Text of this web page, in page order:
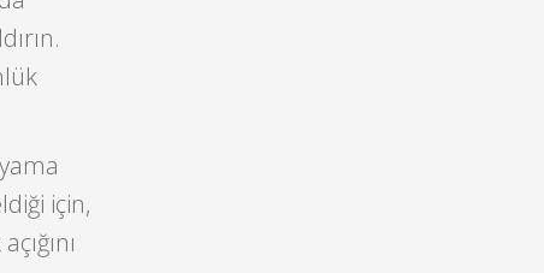
için,